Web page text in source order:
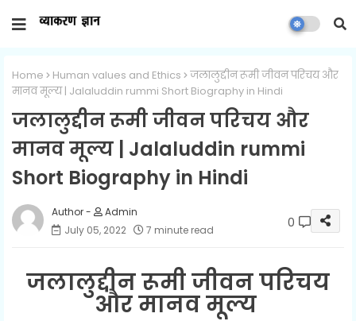
Home Human values ​​and Ethics
जलालुद्दीन रूमी जीवन परिचय और
मानव मूल्य | Jalaluddin rummi Short Biography in Hindi
जलालुद्दीन रूमी जीवन परिचय और
मानव मूल्य | Jalaluddin rummi
Short Biography in Hindi
Admin
July 05, 2022
7 minute read 0
जलालुद्दीन रूमी जीवन परिचय
और मानव मूल्य